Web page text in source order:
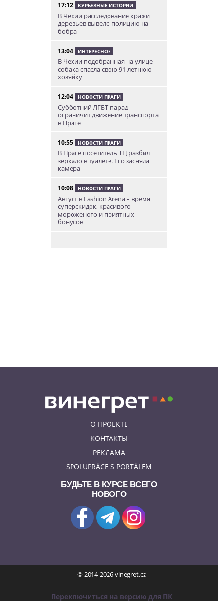
17:12 КУРЬЕЗНЫЕ ИСТОРИИ
В Чехии расследование кражи
деревьев вывело полицию на
бобра
13:04 ИНТЕРЕСНОЕ
В Чехии подобранная на улице
собака спасла свою 91-летнюю
хозяйку
12:04 НОВОСТИ ПРАГИ
Субботний ЛГБТ-парад
ограничит движение транспорта
в Праге
10:55 НОВОСТИ ПРАГИ
В Праге посетитель ТЦ разбил
зеркало в туалете. Его засняла
камера
10:08 НОВОСТИ ПРАГИ
Август в Fashion Arena – время
суперскидок, красивого
мороженого и приятных
бонусов
О ПРОЕКТЕ
КОНТАКТЫ
РЕКЛАМА
SPOLUPRÁCE S PORTÁLEM
БУДЬТЕ В КУРСЕ ВСЕГО
НОВОГО
© 2014-2026 vinegret.cz
Переключиться на версию для ПК